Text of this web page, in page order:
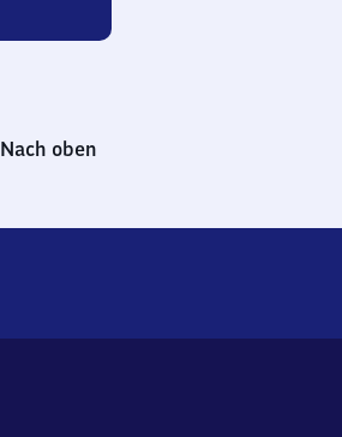
Nach oben